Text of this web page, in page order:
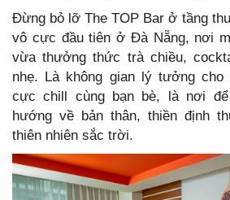
Đừng bỏ lỡ The TOP Bar ở tầng
vô cực đầu tiên ở Đà Nẵng, nơi
vừa thưởng thức trà chiều,
nhẹ. Là không gian lý tưởng cho
cực chill cùng bạn bè, là nơi
hướng về bản thân, thiền định
thiên nhiên sắc trời.